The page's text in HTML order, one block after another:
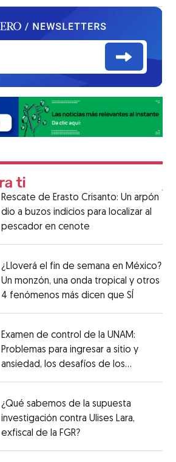
Rescate de Erasto Crisanto: Un arpón
dio a buzos indicios para localizar al
pescador en cenote
¿Lloverá el fin de semana en México?
Un monzón, una onda tropical y otros
4 fenómenos más dicen que SÍ
Examen de control de la UNAM:
Problemas para ingresar a sitio y
ansiedad, los desafíos de los
aspirantes
¿Qué sabemos de la supuesta
investigación contra Ulises Lara,
exfiscal de la FGR?